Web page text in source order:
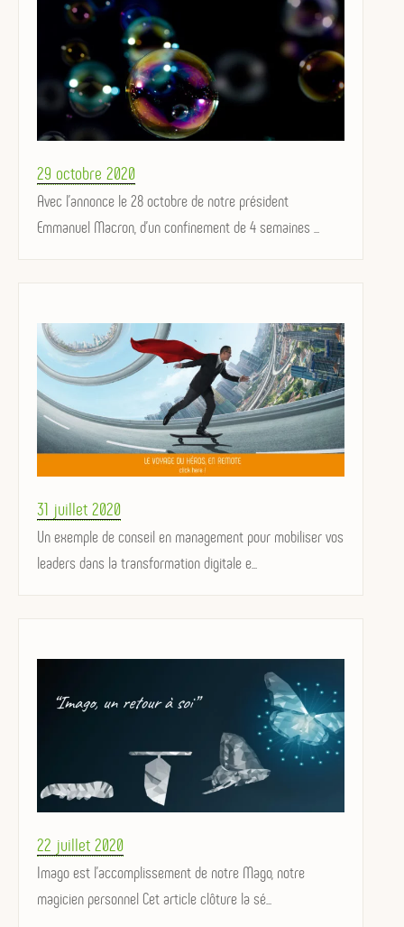
Posted
on
29 octobre 2020
Avec l'annonce le 28 octobre de notre président
Emmanuel Macron, d'un confinement de 4 semaines ...
Posted
on
31 juillet 2020
Un exemple de conseil en management pour mobiliser vos
leaders dans la transformation digitale e...
Posted
on
22 juillet 2020
Imago est l'accomplissement de notre Mago, notre
magicien personnel Cet article clôture la sé...